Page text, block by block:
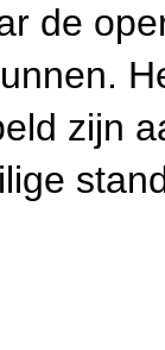
de
zijn